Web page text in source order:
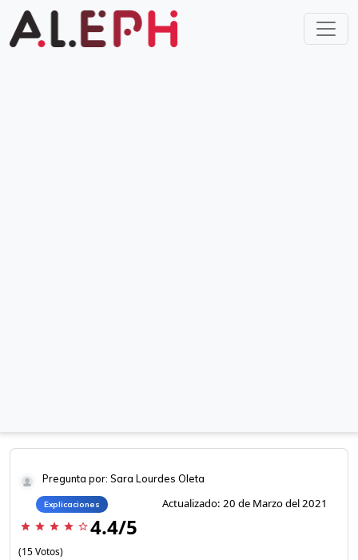
Pregunta por: Sara Lourdes Oleta
Explicaciones Actualizado: 20 de Marzo del 2021
star star star star star_border 4.4/5
(15 Votos)